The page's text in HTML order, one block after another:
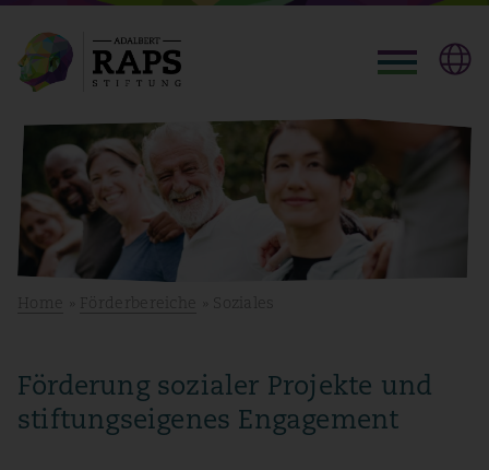
Home Förderbereiche » Soziales
Förderung sozialer Projekte und
stiftungseigenes Engagement